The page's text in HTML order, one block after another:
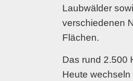
Laubwälder
verschiedenen
Flächen.
Das rund 2.500
Heute